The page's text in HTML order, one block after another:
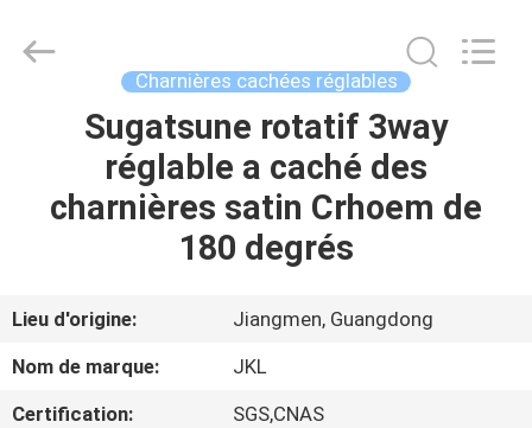
MAISON
PRODUITS
SUJET
DE
NOUS
Co.,Ltd.
Charnières cachées réglables
Sugatsune rotatif 3way
réglable a caché des
charnières satin Crhoem de
180 degrés
Lieu d'origine:
Jiangmen, Guangdong
Nom de marque:
JKL
Certification:
SGS,CNAS